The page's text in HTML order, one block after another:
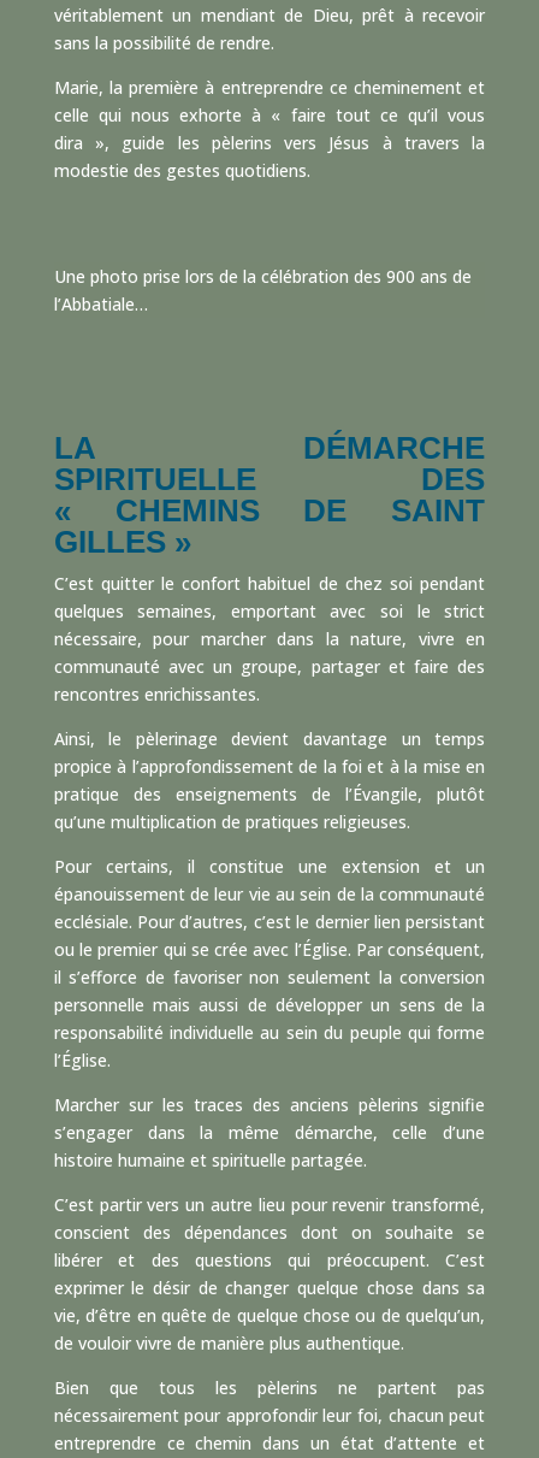
véritablement un mendiant de Dieu, prêt à recevoir
sans la possibilité de rendre.
Marie, la première à entreprendre ce cheminement et
celle qui nous exhorte à « faire tout ce qu’il vous
dira », guide les pèlerins vers Jésus à travers la
modestie des gestes quotidiens.
Une photo prise lors de la célébration des 900 ans de
l’Abbatiale…
LA DÉMARCHE
SPIRITUELLE DES
« CHEMINS DE SAINT
GILLES »
C’est quitter le confort habituel de chez soi pendant
quelques semaines, emportant avec soi le strict
nécessaire, pour marcher dans la nature, vivre en
communauté avec un groupe, partager et faire des
rencontres enrichissantes.
Ainsi, le pèlerinage devient davantage un temps
propice à l’approfondissement de la foi et à la mise en
pratique des enseignements de l’Évangile, plutôt
qu’une multiplication de pratiques religieuses.
Pour certains, il constitue une extension et un
épanouissement de leur vie au sein de la communauté
ecclésiale. Pour d’autres, c’est le dernier lien persistant
ou le premier qui se crée avec l’Église. Par conséquent,
il s’efforce de favoriser non seulement la conversion
personnelle mais aussi de développer un sens de la
responsabilité individuelle au sein du peuple qui forme
l’Église.
Marcher sur les traces des anciens pèlerins signifie
s’engager dans la même démarche, celle d’une
histoire humaine et spirituelle partagée.
C’est partir vers un autre lieu pour revenir transformé,
conscient des dépendances dont on souhaite se
libérer et des questions qui préoccupent. C’est
exprimer le désir de changer quelque chose dans sa
vie, d’être en quête de quelque chose ou de quelqu’un,
de vouloir vivre de manière plus authentique.
Bien que tous les pèlerins ne partent pas
nécessairement pour approfondir leur foi, chacun peut
entreprendre ce chemin dans un état d’attente et